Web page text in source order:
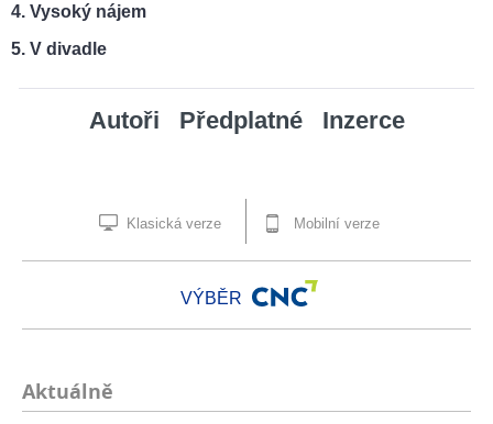
Vysoký nájem
V divadle
Autoři Předplatné Inzerce
Klasická verze Mobilní verze
VÝBĚR
Aktuálně